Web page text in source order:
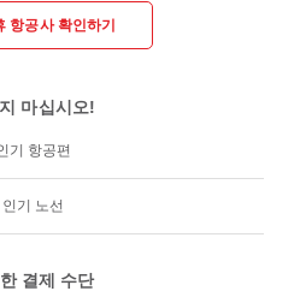
항공사 확인하기
마십시오!
기 항공편
기 노선
결제 수단